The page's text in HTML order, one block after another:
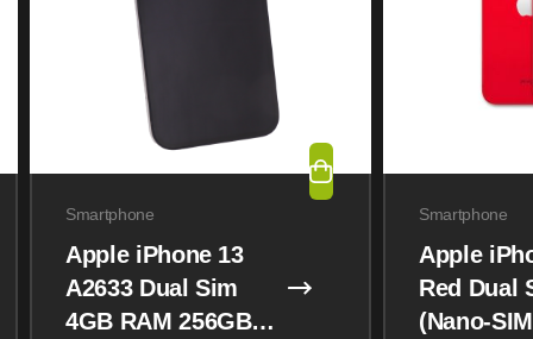
Smartphone
Apple iPhone 13
A2633 Dual Sim
4GB RAM 256GB
Smartphone
Apple
Red Dual
(Nano-